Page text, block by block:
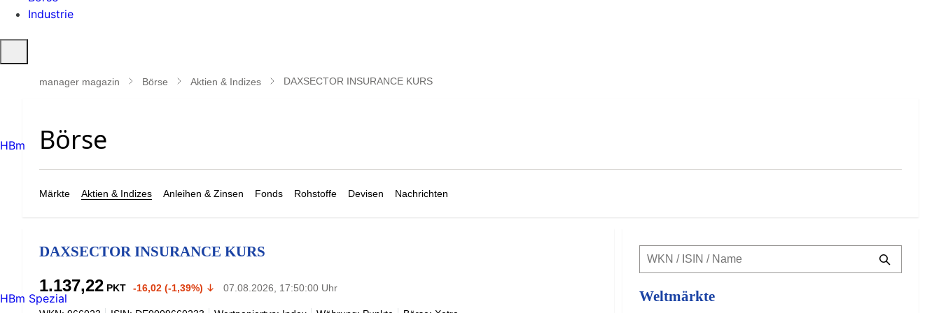
Industrie
öffnen
manager magazin Börse Aktien & Indizes DAXSECTOR INSURANCE KURS
Märkte Aktien & Indizes Anleihen & Zinsen Fonds Rohstoffe Devisen Nachrichten
DAXSECTOR INSURANCE KURS
1.137,22 PKT -16,02 (-1,39%) 07.08.2026, 17:50:00 Uhr
Weltmärkte
HBm
HBm Spezial